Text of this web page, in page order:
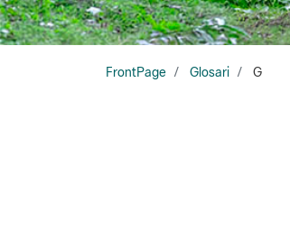
FrontPage Glosari G